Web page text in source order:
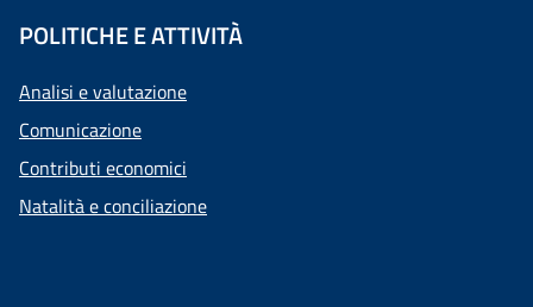
POLITICHE E ATTIVITÀ
Analisi e valutazione
Comunicazione
Contributi economici
Natalità e conciliazione